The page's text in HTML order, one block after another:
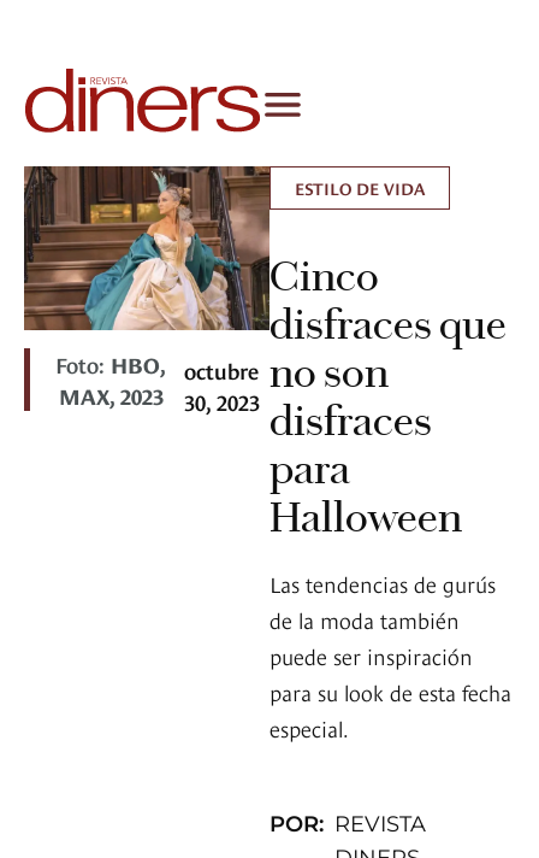
Foto: HBO,
MAX, 2023
octubre
30, 2023
ESTILO DE VIDA
Cinco
disfraces que
no son
disfraces
para
Halloween
Las tendencias de gurús
de la moda también
puede ser inspiración
para su look de esta fecha
especial.
POR: REVISTA